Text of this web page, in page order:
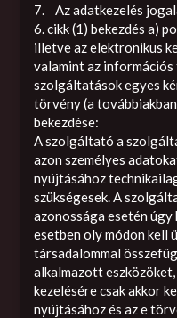
7. Az adatkezelés
6. cikk (1) bekezdés a)
illetve az elektronikus
valamint az
szolgáltatások egyes
törvény (a
bekezdése:
A szolgáltató a
azon személyes
nyújtásához
szükségesek. A
azonossága esetén úgy
esetben oly módon kell
társadalommal
alkalmazott
kezelésére csak akkor
nyújtásához és az e